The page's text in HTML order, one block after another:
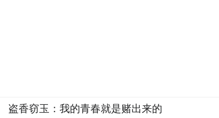
盗香窃玉：我的青春就是赌出来的